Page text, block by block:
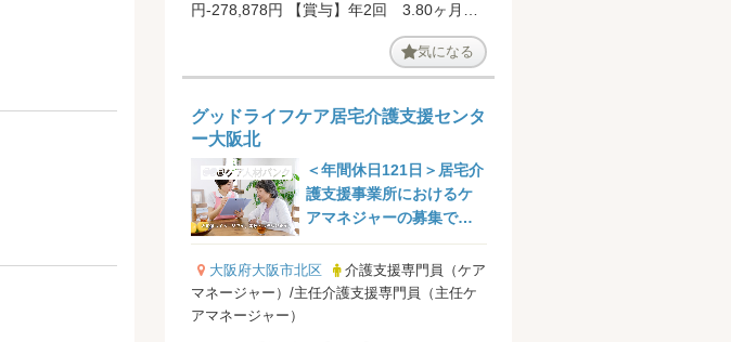
円-278,878円 【賞与】年2回 3.80ヶ月分
気になる
グッドライフケア居宅介護支援センタ
ー大阪北
＜年間休日121日＞居宅介
護支援事業所におけるケ
アマネジャーの募集です
＠大阪市北区
大阪府大阪市北区
介護支援専門員（ケア
マネージャー）/主任介護支援専門員（主任ケ
アマネージャー）